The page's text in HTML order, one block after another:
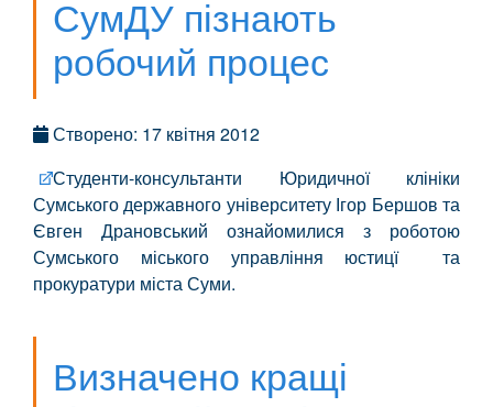
СумДУ пізнають
робочий процес
Створено: 17 квітня 2012
Студенти-консультанти Юридичної клініки
Сумського державного університету Ігор Бершов та
Євген Драновський ознайомилися з роботою
Сумського міського управління юстицї та
прокуратури міста Суми.
Визначено кращі